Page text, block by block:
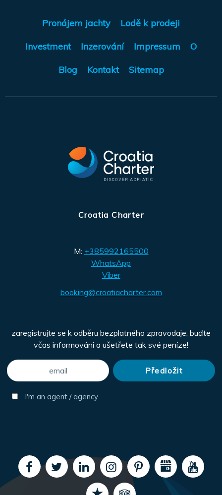
Pronájem jachty Lodě k prodeji
Investment Inzerování Impressum O
Blog Kontakt Sitemap
Croatia Charter
M: +385992165500
WhatsApp
Viber
booking@croatiacharter.com
zaregistrujte se k odběru bezplatného zpravodaje, buďte
včas informováni a ušetřete tak své peníze!
I'm an agent / agency